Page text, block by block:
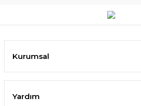
Kurumsal
Yardım